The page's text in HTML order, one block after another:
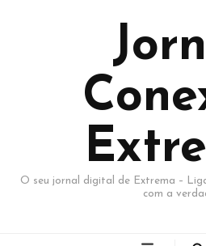
O seu jornal digital de Extrema –
com a